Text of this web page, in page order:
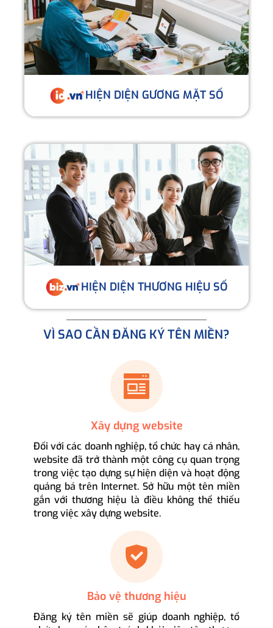
HIỆN DIỆN GƯƠNG MẶT SỐ
HIỆN DIỆN THƯƠNG HIỆU SỐ
VÌ SAO CẦN ĐĂNG KÝ TÊN MIỀN?
Xây dựng website
Đối với các doanh nghiệp, tổ chức hay cá nhân,
website đã trở thành một công cụ quan trọng
trong việc tạo dựng sự hiện diện và hoạt động
quảng bá trên Internet. Sở hữu một tên miền
gắn với thương hiệu là điều không thể thiếu
trong việc xây dựng website.
Bảo vệ thương hiệu
Đăng ký tên miền sẽ giúp doanh nghiệp, tổ